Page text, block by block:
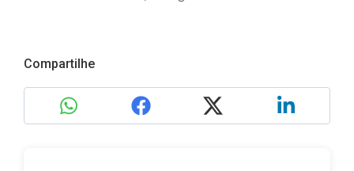
Compartilhe